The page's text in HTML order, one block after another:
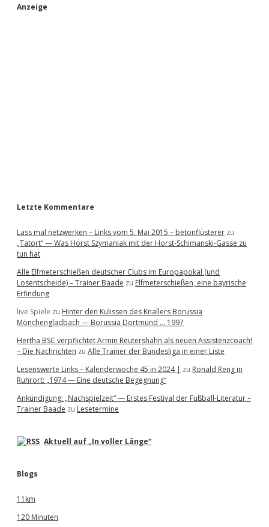
S
Anzeige
Letzte Kommentare
Lass mal netzwerken – Links vom 5. Mai 2015 – betonflüsterer zu
„Tatort“ — Was Horst Szymaniak mit der Horst-Schimanski-Gasse zu
tun hat
Alle Elfmeterschießen deutscher Clubs im Europapokal (und
Losentscheide) – Trainer Baade zu Elfmeterschießen, eine bayrische
Erfindung
live Spiele zu Hinter den Kulissen des Knallers Borussia
Mönchengladbach — Borussia Dortmund … 1997
Hertha BSC verpflichtet Armin Reutershahn als neuen Assistenzcoach!
– Die Nachrichten zu Alle Trainer der Bundesliga in einer Liste
Lesenswerte Links – Kalenderwoche 45 in 2024 | zu Ronald Reng in
Ruhrort: „1974 — Eine deutsche Begegnung“
Ankündigung: „Nachspielzeit“ — Erstes Festival der Fußball-Literatur –
Trainer Baade zu Lesetermine
Aktuell auf „In voller Länge“
Blogs
11km
120 Minuten